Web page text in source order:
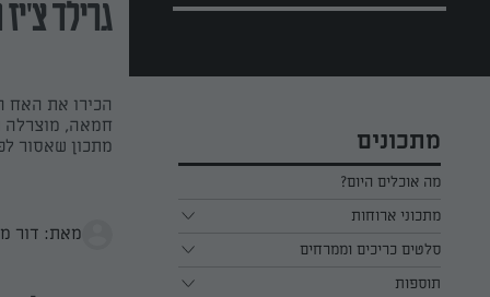
מתכונים
מה אוכלים היום?
מתכוני ארוחות
ארוחת בוקר
ארוחת צהריים
סלטים כריכים וממרחים
כל הסלטים כריכים וממרחים
תוספות
גרילד
הכירו את האח
חמאה, מוצרלה
מתכון שאסור
מאת: דור